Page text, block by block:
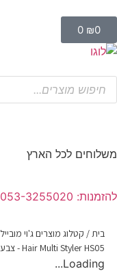
₪0
0
משלוחים לכל הארץ
להזמנות: 053-3255020
בית/ קטלוג מוצרים ג'וי מובייל
Hair Multi Styler HS05 - צבע נחושת / ניקל
Loading...